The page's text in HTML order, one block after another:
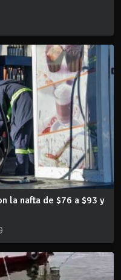
la nafta de $76 a $93 y